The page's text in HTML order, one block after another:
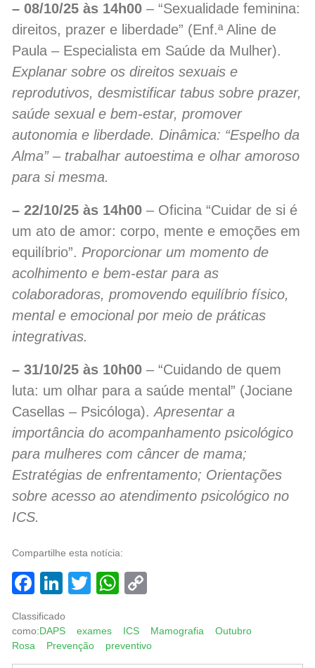
– 08/10/25 às 14h00 – “Sexualidade feminina:
direitos, prazer e liberdade” (Enf.ª Aline de
Paula – Especialista em Saúde da Mulher).
Explanar sobre os direitos sexuais e
reprodutivos, desmistificar tabus sobre prazer,
saúde sexual e bem-estar, promover
autonomia e liberdade. Dinâmica: “Espelho da
Alma” – trabalhar autoestima e olhar amoroso
para si mesma.
– 22/10/25 às 14h00 – Oficina “Cuidar de si é
um ato de amor: corpo, mente e emoções em
equilíbrio”. Proporcionar um momento de
acolhimento e bem-estar para as
colaboradoras, promovendo equilíbrio físico,
mental e emocional por meio de práticas
integrativas.
– 31/10/25 às 10h00 – “Cuidando de quem
luta: um olhar para a saúde mental” (Jociane
Casellas – Psicóloga). Apresentar a
importância do acompanhamento psicológico
para mulheres com câncer de mama;
Estratégias de enfrentamento; Orientações
sobre acesso ao atendimento psicológico no
ICS.
Compartilhe esta notícia:
Facebook
LinkedIn
TwitterWhatsApp
Classificado
como:DAPS exames ICS Mamografia
Outubro
Rosa
Prevenção preventivo